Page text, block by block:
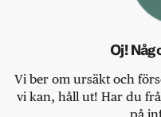
Oj!
Vi ber om ursäkt och
vi kan, håll ut! Har du